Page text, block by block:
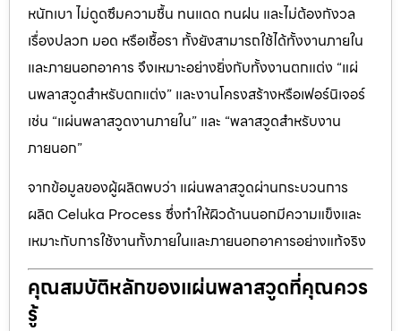
หนักเบา ไม่ดูดซึมความชื้น ทนแดด ทนฝน และไม่ต้องกังวล
เรื่องปลวก มอด หรือเชื้อรา ทั้งยังสามารถใช้ได้ทั้งงานภายใน
และภายนอกอาคาร จึงเหมาะอย่างยิ่งกับทั้งงานตกแต่ง “แผ่
นพลาสวูดสำหรับตกแต่ง” และงานโครงสร้างหรือเฟอร์นิเจอร์
เช่น “แผ่นพลาสวูดงานภายใน” และ “พลาสวูดสำหรับงาน
ภายนอก”
จากข้อมูลของผู้ผลิตพบว่า แผ่นพลาสวูดผ่านกระบวนการ
ผลิต Celuka Process ซึ่งทำให้ผิวด้านนอกมีความแข็งและ
เหมาะกับการใช้งานทั้งภายในและภายนอกอาคารอย่างแท้จริง
คุณสมบัติหลักของแผ่นพลาสวูดที่คุณควร
รู้